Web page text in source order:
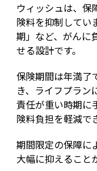
ウィッシュは、保
険料を抑制してい
期」など、がんに
せる設計です。
保険期間は年満了
き、ライフプラン
責任が重い時期に
険料負担を軽減で
期間限定の保障に
大幅に抑えること